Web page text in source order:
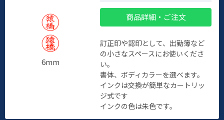
6mm
商品詳細・ご注文
訂正印や認印として、出勤簿など
の小さなスペースにお使いくださ
い。
書体、ボディカラーを選べます。
インクは交換が簡単なカートリッ
ジ式です
インクの色は朱色です。